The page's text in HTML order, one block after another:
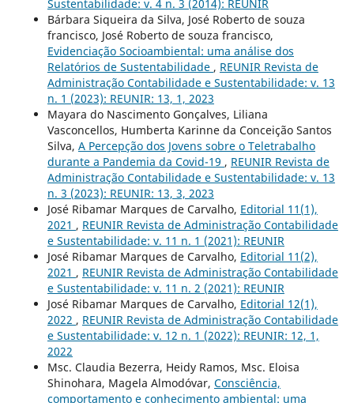
Sustentabilidade: v. 4 n. 3 (2014): REUNIR
Bárbara Siqueira da Silva, José Roberto de souza
francisco, José Roberto de souza francisco,
Evidenciação Socioambiental: uma análise dos
Relatórios de Sustentabilidade , REUNIR Revista de
Administração Contabilidade e Sustentabilidade: v. 13
n. 1 (2023): REUNIR: 13, 1, 2023
Mayara do Nascimento Gonçalves, Liliana
Vasconcellos, Humberta Karinne da Conceição Santos
Silva, A Percepção dos Jovens sobre o Teletrabalho
durante a Pandemia da Covid-19 , REUNIR Revista de
Administração Contabilidade e Sustentabilidade: v. 13
n. 3 (2023): REUNIR: 13, 3, 2023
José Ribamar Marques de Carvalho, Editorial 11(1),
2021 , REUNIR Revista de Administração Contabilidade
e Sustentabilidade: v. 11 n. 1 (2021): REUNIR
José Ribamar Marques de Carvalho, Editorial 11(2),
2021 , REUNIR Revista de Administração Contabilidade
e Sustentabilidade: v. 11 n. 2 (2021): REUNIR
José Ribamar Marques de Carvalho, Editorial 12(1),
2022 , REUNIR Revista de Administração Contabilidade
e Sustentabilidade: v. 12 n. 1 (2022): REUNIR: 12, 1,
2022
Msc. Claudia Bezerra, Heidy Ramos, Msc. Eloisa
Shinohara, Magela Almodóvar, Consciência,
comportamento e conhecimento ambiental: uma